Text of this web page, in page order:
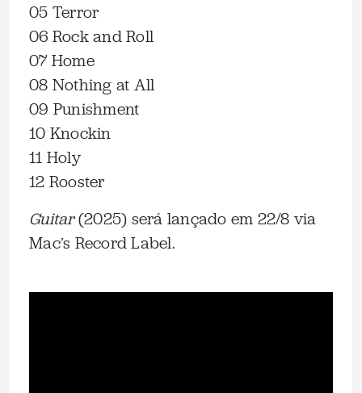
05 Terror
06 Rock and Roll
07 Home
08 Nothing at All
09 Punishment
10 Knockin
11 Holy
12 Rooster
Guitar(2025) será lançado em 22/8 via
Mac’s Record Label.